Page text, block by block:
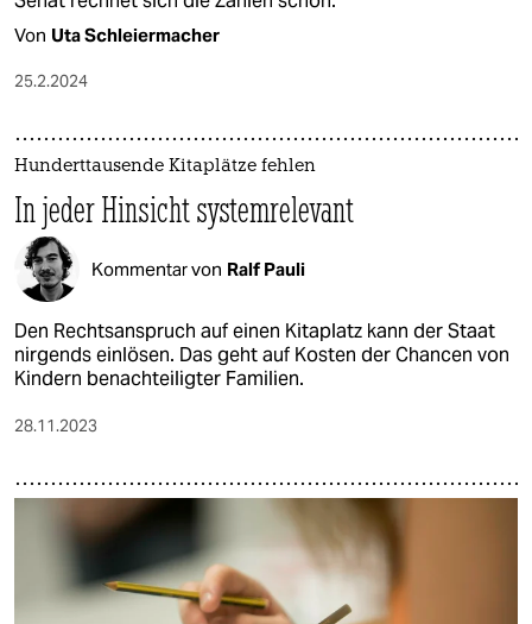
Von Uta Schleiermacher
25.2.2024
Hunderttausende Kitaplätze fehlen
In jeder Hinsicht systemrelevant
Kommentar von Ralf Pauli
Den Rechtsanspruch auf einen Kita­platz kann der Staat
nirgends einlösen. Das geht auf Kosten der Chancen von
Kindern benachteiligter Familien.
28.11.2023